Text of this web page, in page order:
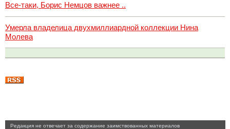
Все-таки, Борис Немцов важнее ..
Умерла владелица двухмиллиардной коллекции Нина
Молева
Pедакция не отвечает за содержание заимствованных материалов